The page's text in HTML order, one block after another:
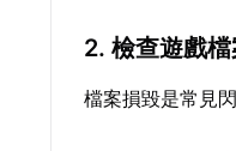
2. 檢查遊戲
檔案損毀是常見